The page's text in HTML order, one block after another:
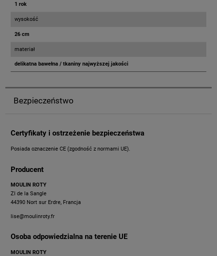
1 rok
wysokość
26 cm
materiał
delikatna bawełna / tkaniny najwyższej jakości
Bezpieczeństwo
Certyfikaty i ostrzeżenie bezpieczeństwa
Posiada oznaczenie CE (zgodność z normami UE).
Producent
MOULIN ROTY
ZI de la Sangle
44390 Nort sur Erdre, Francja
lise@moulinroty.fr
Osoba odpowiedzialna na terenie UE
MOULIN ROTY